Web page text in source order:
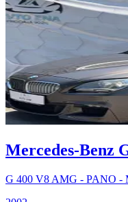
Mercedes-Benz
G 400 V8 AMG - PANO -